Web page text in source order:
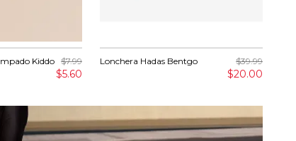
Kiddo $7.99
$5.60
Lonchera Hadas Bentgo $39.99
$20.00